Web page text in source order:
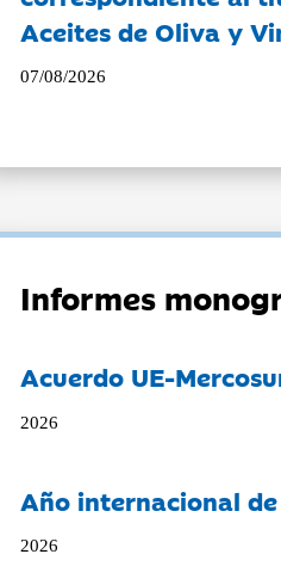
Aceites de Oliva y
07/08/2026
Informes
Acuerdo UE-
2026
Año internacional
2026